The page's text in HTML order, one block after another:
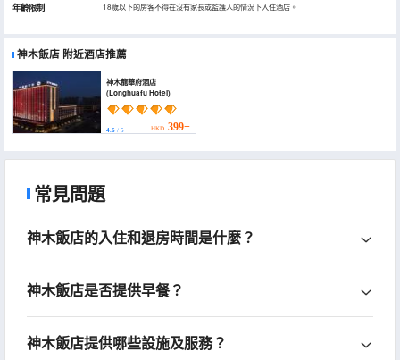
年齡限制 18歲以下的房客不得在沒有家長或監護人的情況下入住酒店。
神木飯店 附近酒店推薦
神木龍華府酒店
(Longhuafu Hotel)
4.6 / 5 HKD 399+
常見問題
神木飯店的入住和退房時間是什麼？
神木飯店是否提供早餐？
神木飯店提供哪些設施及服務？